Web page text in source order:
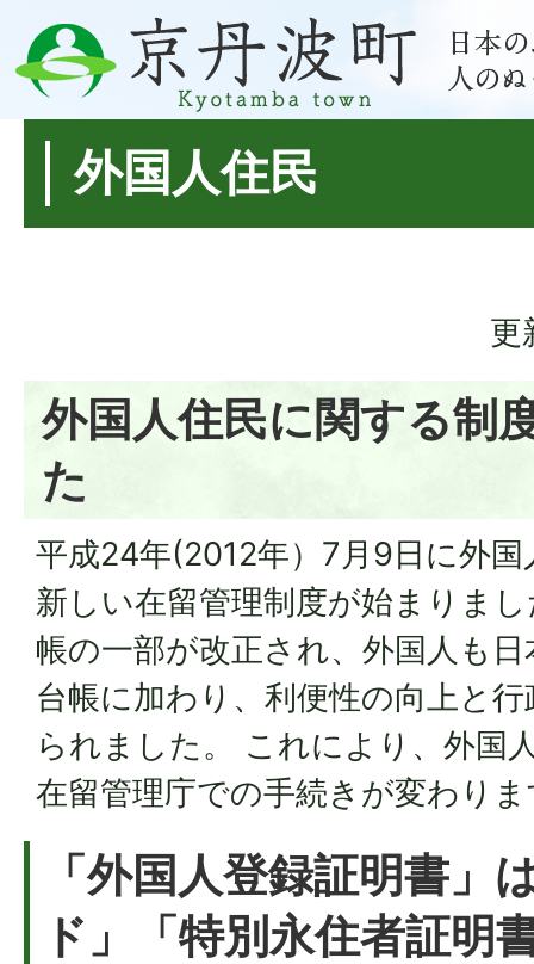
外国人住民
更
外国人住民に関する制
た
平成24年(2012年）7月9日に外
新しい在留管理制度が始まりま
帳の一部が改正され、外国人も
台帳に加わり、利便性の向上と
られました。 これにより、外国
在留管理庁での手続きが変わり
「外国人登録証明書」
ド」「特別永住者証明